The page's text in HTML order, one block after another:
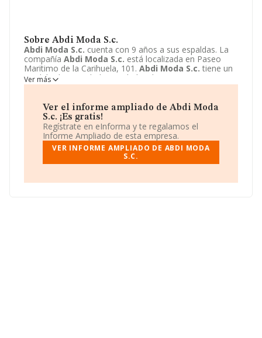
Sobre Abdi Moda S.c.
Abdi Moda S.c. cuenta con 9 años a sus espaldas. La
compañía Abdi Moda S.c. está localizada en Paseo
Maritimo de la Carihuela, 101. Abdi Moda S.c. tiene un
modelo de sociedad Sociedad civil.
Ver más
Ver el informe ampliado de Abdi Moda
S.c. ¡Es gratis!
Regístrate en eInforma y te regalamos el
Informe Ampliado de esta empresa.
VER INFORME AMPLIADO DE ABDI MODA
S.C.